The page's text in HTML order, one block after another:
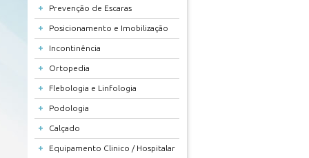
+ Prevenção de Escaras
+ Posicionamento e Imobilização
+ Incontinência
+ Ortopedia
+ Flebologia e Linfologia
+ Podologia
+ Calçado
+ Equipamento Clinico / Hospitalar